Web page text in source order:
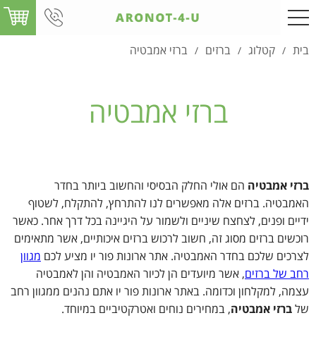
בית / קטלוג / ברזים / ברזי אמבטיה
ברזי אמבטיה
ברזי אמבטיה הם אולי החלק הבסיסי והחשוב ביותר בחדר
האמבטיה. ברזים אלה מאפשרים לנו להתרחץ, להתקלח, לשטוף
ידיים ופנים, לצחצח שיניים ולשמור על היגיינה בכל דרך אחר. כאשר
רוכשים ברזים מסוג זה, חשוב לרכוש ברזים איכותיים, אשר מתאימים
לצרכים שלכם בחדר האמבטיה. אתר ארונות פור יו מציע לכם מגוון
רחב של ברזים, אשר מיועדים הן לכיור האמבטיה והן לאמבטיה
עצמה, למקלחון וכדומה. באתר ארונות פור יו אתם נהנים ממגוון רחב
של ברזי אמבטיה, במחירים נוחים ואטרקטיביים במיוחד.